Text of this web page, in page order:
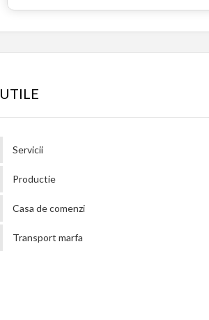
UTILE
Servicii
Productie
Casa de comenzi
Transport marfa